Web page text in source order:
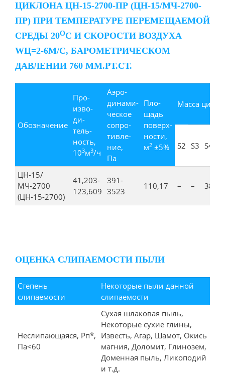
ЦИКЛОНА ЦН-15-2700-ПР (ЦН-15/МЧ-2700-
ПР) ПРИ ТЕМПЕРАТУРЕ ПЕРЕМЕЩАЕМОЙ
СРЕДЫ 20ОС И СКОРОСТИ ВОЗДУХА
WЦ=2-6М/С, БАРОМЕТРИЧЕСКОМ
ДАВЛЕНИИ 760 ММ.РТ.СТ.
Обозначение
Про-
изво-
ди-
тель-
ность,
103м3/ч
Аэро-
динами-
ческое
сопро-
тивле-
ние,
Па
Пло-
щадь
поверх-
ности,
м2 ±5%
Масса
S2 S3 S4
ЦН-15/
МЧ-2700
(ЦН-15-2700)
41,203-
123,609
391-
3523
110,17 – – 3854
ОЦЕНКА СЛИПАЕМОСТИ ПЫЛИ
Степень
слипаемости
Некоторые пыли данной
слипаемости
Неслипающаяся, Рп*,
Па<60
Сухая шлаковая пыль,
Некоторые сухие глины,
Известь, Агар, Шамот, Окись
магния, Доломит, Глинозем,
Доменная пыль, Ликоподий
и т.д.